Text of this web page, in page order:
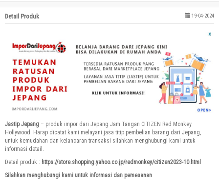
Detail Produk 19-04-2024
Jastip Jepang – produk impor dari Jepang Jam Tangan CITIZEN Red Monkey
Hollywood. Harap dicatat kami melayani jasa titip pembelian barang dari Jepang,
untuk kemudahan dan kelancaran transaksi silahkan menghubungi kami untuk
informasi detail.
Detail produk : https://store.shopping.yahoo.co.jp/redmonkey/citizen2023-10.html
Silahkan menghubungi kami untuk informasi dan pemesanan